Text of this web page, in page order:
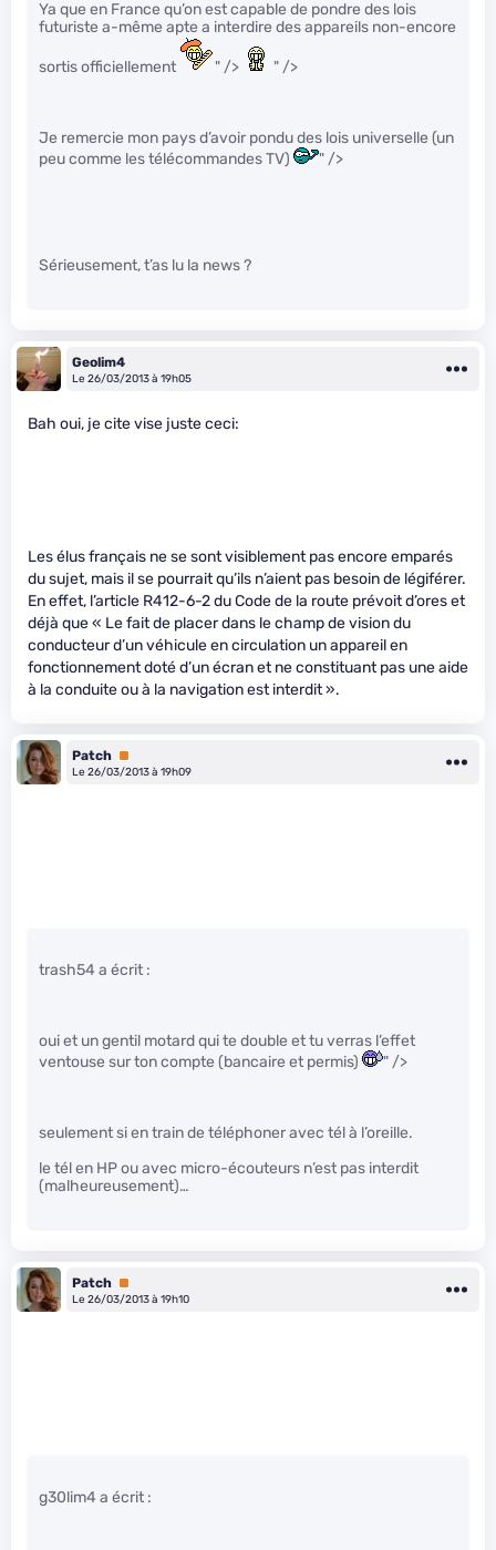
Ya que en France qu’on est capable de pondre des lois
futuriste a-même apte a interdire des appareils non-encore
sortis officiellement " /> " />
Je remercie mon pays d’avoir pondu des lois universelle (un
peu comme les télécommandes TV)
" />
Sérieusement, t’as lu la news ?
Geolim4
Le 26/03/2013 à 19h05
Bah oui, je cite vise juste ceci:
Les élus français ne se sont visiblement pas encore emparés
du sujet, mais il se pourrait qu’ils n’aient pas besoin de légiférer.
En effet, l’article R412-6-2 du Code de la route prévoit d’ores et
déjà que « Le fait de placer dans le champ de vision du
conducteur d’un véhicule en circulation un appareil en
fonctionnement doté d’un écran et ne constituant pas une aide
à la conduite ou à la navigation est interdit ».
Patch Premium
Le 26/03/2013 à 19h09
trash54 a écrit :
oui et un gentil motard qui te double et tu verras l’effet
ventouse sur ton compte (bancaire et permis)
" />
seulement si en train de téléphoner avec tél à l’oreille.
le tél en HP ou avec micro-écouteurs n’est pas interdit
(malheureusement)…
Patch Premium
Le 26/03/2013 à 19h10
g30lim4 a écrit :